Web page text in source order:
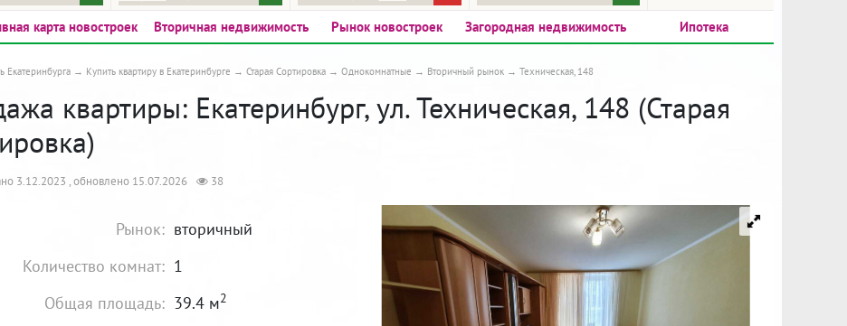
карта новостроек Вторичная недвижимость Рынок новостроек Загородная недвижимость Ипотека
Екатеринбурга Купить квартиру в Екатеринбурге Старая Сортировка Однокомнатные Вторичный рынок Техническая, 148
квартиры: Екатеринбург, ул. Техническая, 148 (Старая
3.12.2023 , обновлено 15.07.2026 38
Рынок: вторичный
Количество комнат: 1
Общая площадь: 39.4 м2